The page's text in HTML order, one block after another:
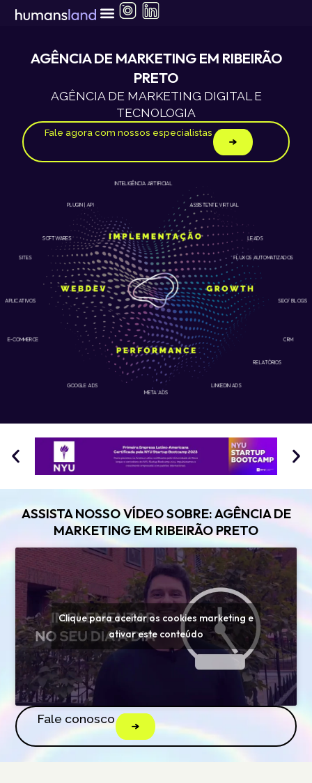
para
conteúdoAGÊNCIA DE MARKETING EM RIBEIRÃO
PRETO
AGÊNCIA DE MARKETING DIGITAL E
TECNOLOGIA
Fale agora com nossos especialistas
GOOGLE ADS LINKEDIN ADS
APLICATIVOS
SITES
E-COMMERCE
META ADS
CRM
RELATÓRIOS
SEO/ BLOGS
FLUXOS AUTOMATIZADOS
INTELIGÊNCIA ARTIFICIAL
PLUGIN | API
SOFTWARES
ASSISTENTE VIRTUAL
LEADS
ASSISTA NOSSO VÍDEO SOBRE: AGÊNCIA DE
MARKETING EM RIBEIRÃO PRETO
Clique para aceitar os cookies marketing e
ativar este conteúdo
Fale conosco